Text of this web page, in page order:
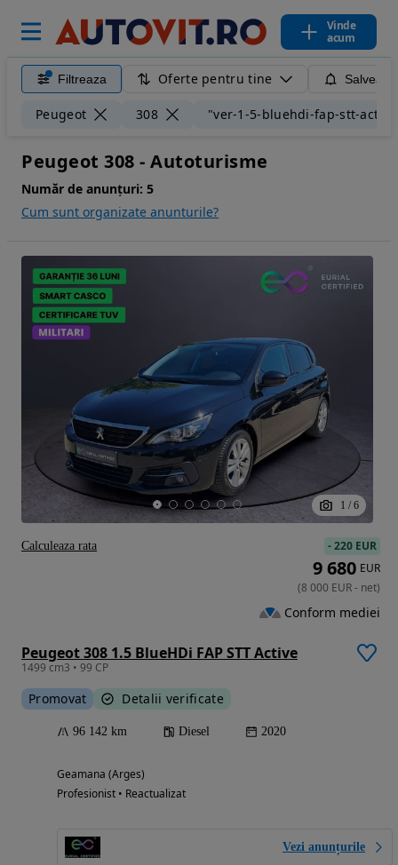
Vinde
acum
Filtreaza Oferte pentru tine
Peugeot 308 "ver-1-5-bluehdi-fap-stt-
Peugeot 308 - Autoturisme
Număr de anunțuri: 5
Cum sunt organizate anunturile?
1 / 6
Peugeot 308 1.5 BlueHDi FAP STT Active
1499 cm3 • 99 CP
Promovat Detalii verificate
96 142 km Diesel 2020
Geamana (Arges)
Profesionist • Reactualizat
Vezi anunțurile
-220 EUR
9 680 EUR
(8 000 EUR- net)
Conform mediei
Calculeaza rata